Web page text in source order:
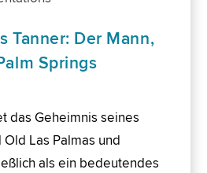
Tanner: Der Mann,
Springs
das Geheimnis seines
Las Palmas und
als ein bedeutendes